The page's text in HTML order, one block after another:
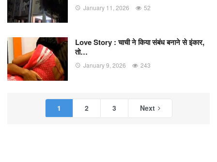
January 11, 2026 52
Love Story : चाची ने किया संबंध बनाने से इंकार,
तो…
January 9, 2026 243
1 2 3 Next